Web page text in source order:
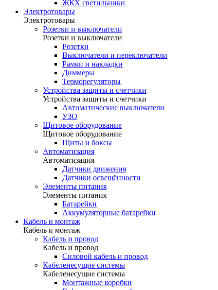
ЖКХ светильники
Электротовары
Электротовары
Розетки и выключатели
Розетки и выключатели
Розетки
Выключатели и переключатели
Рамки и накладки
Диммеры
Терморегуляторы
Устройства защиты и счетчики
Устройства защиты и счетчики
Автоматические выключатели
УЗО
Щитовое оборудование
Щитовое оборудование
Щиты и боксы
Автоматизация
Автоматизация
Датчики движения
Датчики освещённости
Элементы питания
Элементы питания
Батарейки
Аккумуляторные батарейки
Кабель и монтаж
Кабель и монтаж
Кабель и провод
Кабель и провод
Силовой кабель и провод
Кабеленесущие системы
Кабеленесущие системы
Монтажные коробки